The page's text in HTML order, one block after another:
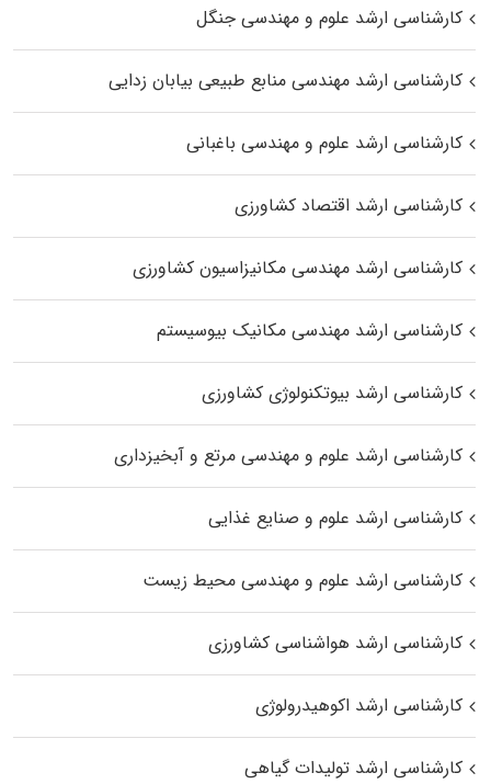
کارشناسی ارشد علوم و مهندسی جنگل
کارشناسی ارشد مهندسی منابع طبیعی بیابان زدایی
کارشناسی ارشد علوم و مهندسی باغبانی
کارشناسی ارشد اقتصاد کشاورزی
کارشناسی ارشد مهندسی مکانیزاسیون کشاورزی
کارشناسی ارشد مهندسی مکانیک بیوسیستم
کارشناسی ارشد بیوتکنولوژی کشاورزی
کارشناسی ارشد علوم و مهندسی مرتع و آبخیزداری
کارشناسی ارشد علوم و صنایع غذایی
کارشناسی ارشد علوم و مهندسی محیط زیست
کارشناسی ارشد هواشناسی کشاورزی
کارشناسی ارشد اکوهیدرولوژی
کارشناسی ارشد تولیدات گیاهی